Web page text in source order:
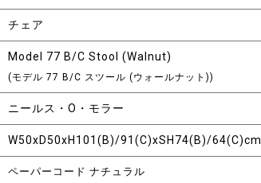
チェア
Model 77 B/C Stool (Walnut)
(モデル 77 B/C スツール (ウォールナット))
ニールス・O・モラー
W50xD50xH101(B)/91(C)xSH74(B)/64(C)cm
ペーパーコード ナチュラル